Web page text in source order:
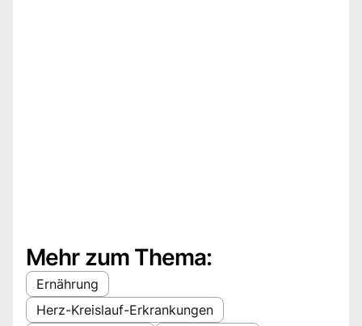
Mehr zum Thema:
Ernährung
Herz-Kreislauf-Erkrankungen